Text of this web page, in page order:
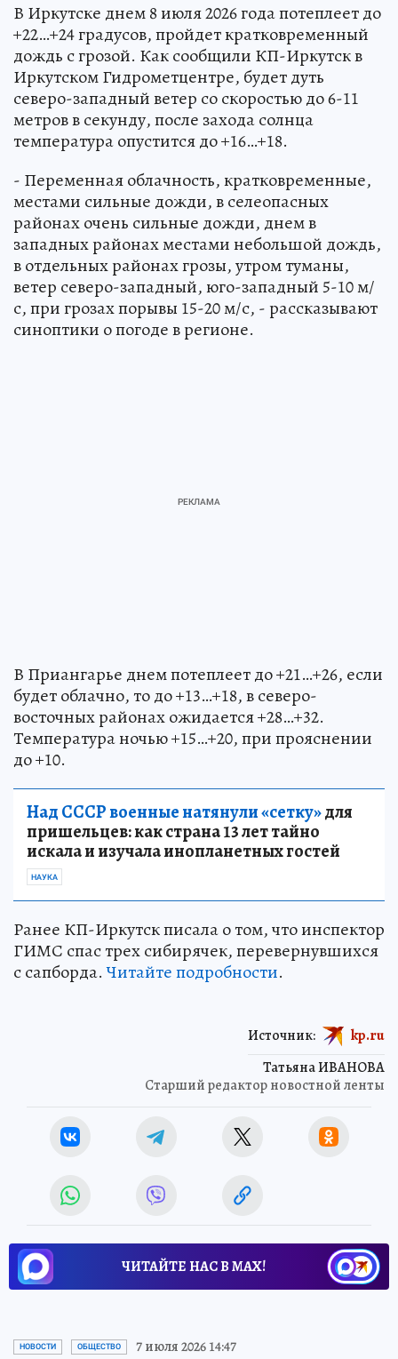
В Иркутске днем 8 июля 2026 года потеплеет до
+22…+24 градусов, пройдет кратковременный
дождь с грозой. Как сообщили КП-Иркутск в
Иркутском Гидрометцентре, будет дуть
северо-западный ветер со скоростью до 6-11
метров в секунду, после захода солнца
температура опустится до +16…+18.
- Переменная облачность, кратковременные,
местами сильные дожди, в селеопасных
районах очень сильные дожди, днем в
западных районах местами небольшой дождь,
в отдельных районах грозы, утром туманы,
ветер северо-западный, юго-западный 5-10 м/
с, при грозах порывы 15-20 м/с, - рассказывают
синоптики о погоде в регионе.
В Приангарье днем потеплеет до +21…+26, если
будет облачно, то до +13…+18, в северо-
восточных районах ожидается +28…+32.
Температура ночью +15…+20, при прояснении
до +10.
Над СССР военные натянули «сетку»для
пришельцев: как страна 13 лет тайно
искала и изучала инопланетных гостей
НАУКА
Ранее КП-Иркутск писала о том, что инспектор
ГИМС спас трех сибирячек, перевернувшихся
с сапборда.Читайте подробности.
Татьяна ИВАНОВА
Старший редактор новостной ленты
Источник: kp.ru
ЧИТАЙТЕ НАС В МАХ!
НОВОСТИ ОБЩЕСТВО 7 июля 2026 14:47